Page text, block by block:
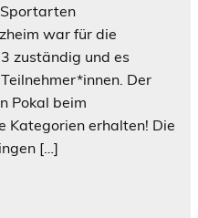
Sportarten
war für die
zuständig und es
Der
Pokal beim
Kategorien erhalten! Die
[…]